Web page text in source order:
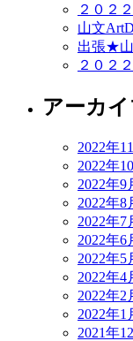
２０２
山文
出張★山
２０２
アーカ
2022年
2022年
2022年9
2022年8
2022年7
2022年6
2022年5
2022年4
2022年2
2022年1
2021年